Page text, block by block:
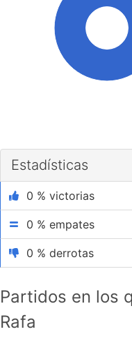
Estadísticas
0 % victorias
0 % empates
0 % derrotas
Partidos en los
Rafa